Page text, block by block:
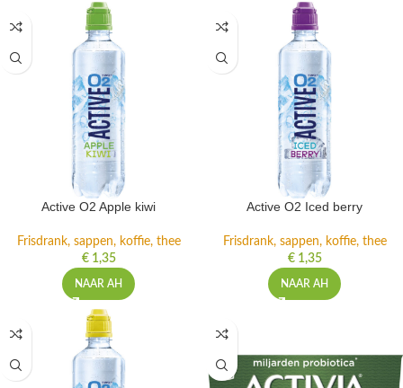
Active O2 Apple kiwi
Frisdrank, sappen, koffie, thee
€1,35
NAAR AH
Active O2 Iced berry
Frisdrank, sappen, koffie, thee
€1,35
NAAR AH